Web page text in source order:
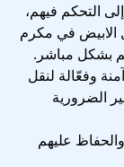
التحكم فيهم،
الابيض في مكرم
بشكل مباشر.
وفعّالة لنقل
الضرورية
عليهم